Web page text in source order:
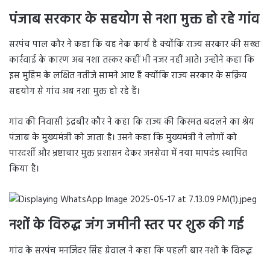
पंजाब सरकार के सहयोग से नशा मुक्त हो रहे गांव
सरपंच पाल कौर ने कहा कि यह नेक कार्य है क्योंकि राज्य सरकार की सख्त
कार्रवाई के कारण अब नशा तस्कर कहीं भी नजर नहीं आते। उन्होंने कहा कि
इस मुहिम के लक्षित नतीजे सामने आए हैं क्योंकि राज्य सरकार के सक्रिय
सहयोग से गांव अब नशा मुक्त हो रहे हैं।
गांव की निवासी इंद्रबीर कौर ने कहा कि राज्य की किस्मत बदलने का श्रेय
पंजाब के मुख्यमंत्री को जाता है। उसने कहा कि मुख्यमंत्री ने लोगों को
पारदर्शी और भ्रष्टाचार मुक्त प्रशासन देकर जनसेवा में नया मापदंड स्थापित
किया है।
नशों के विरुद्ध जंग जमीनी स्तर पर शुरू की गई
गांव के सरपंच मनजिंदर सिंह ग्रेवाल ने कहा कि पहली बार नशों के विरुद्ध